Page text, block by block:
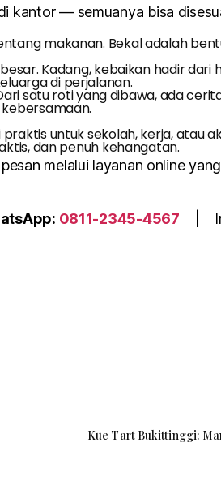
kantor — semuanya bisa
makanan. Bekal adalah
Kadang, kebaikan hadir
di perjalanan.
satu roti yang dibawa, ada
untuk sekolah, kerja, atau
dan penuh kehangatan.
melalui layanan online
0811-2345-4567 |
Kue Tart Bukittinggi: